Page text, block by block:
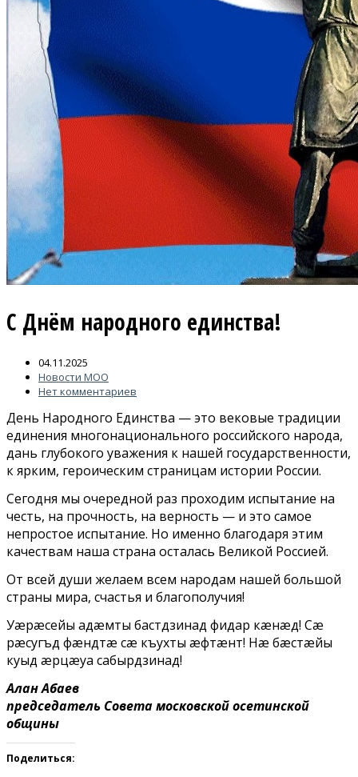
С Днём народного единства!
04.11.2025
Новости МОО
Нет комментариев
День Народного Единства — это вековые традиции
единения многонационального российского народа,
дань глубокого уважения к нашей государственности,
к ярким, героическим страницам истории России.
Сегодня мы очередной раз проходим испытание на
честь, на прочность, на верность — и это самое
непростое испытание. Но именно благодаря этим
качествам наша страна осталась Великой Россией.
От всей души желаем всем народам нашей большой
страны мира, счастья и благополучия!
Уæpæceйы адæмты бастдзинад фидар кæнæд! Сæ
рæcyгъд фæндтæ сæ къухты æфтæнт! Нæ бæcтæйы
куыд æрцæуа сабырдзинад!
Алан Абаев
председатель Совета московской осетинской
общины
Поделиться: